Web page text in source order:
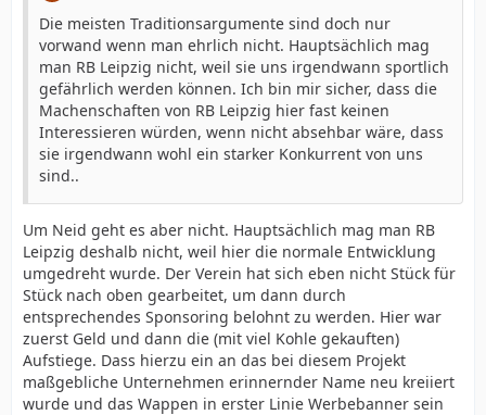
Die meisten Traditionsargumente sind doch nur
vorwand wenn man ehrlich nicht. Hauptsächlich mag
man RB Leipzig nicht, weil sie uns irgendwann sportlich
gefährlich werden können. Ich bin mir sicher, dass die
Machenschaften von RB Leipzig hier fast keinen
Interessieren würden, wenn nicht absehbar wäre, dass
sie irgendwann wohl ein starker Konkurrent von uns
sind..
Um Neid geht es aber nicht. Hauptsächlich mag man RB
Leipzig deshalb nicht, weil hier die normale Entwicklung
umgedreht wurde. Der Verein hat sich eben nicht Stück für
Stück nach oben gearbeitet, um dann durch
entsprechendes Sponsoring belohnt zu werden. Hier war
zuerst Geld und dann die (mit viel Kohle gekauften)
Aufstiege. Dass hierzu ein an das bei diesem Projekt
maßgebliche Unternehmen erinnernder Name neu kreiiert
wurde und das Wappen in erster Linie Werbebanner sein